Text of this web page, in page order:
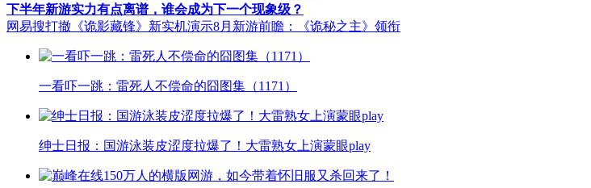
下半年新游实力有点离谱，谁会成为下一个现象级？
网易搜打撤《诡影藏锋》新实机演示8月新游前瞻：《诡秘之主》领衔
一看吓一跳：雷死人不偿命的囧图集（1171）
绅士日报：国游泳装皮涩度拉爆了！大雷熟女上演蒙眼play